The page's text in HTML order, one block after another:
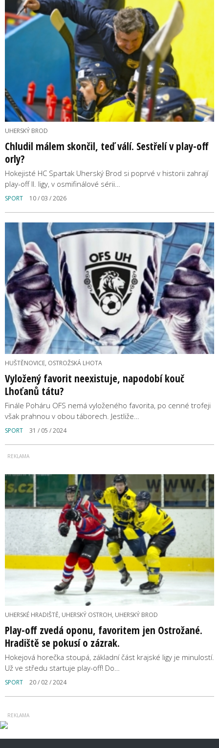
UHERSKÝ BROD
Chludil málem skončil, teď válí. Sestřelí v play-off
orly?
Hokejisté HC Spartak Uherský Brod si poprvé v historii zahrají
play-off II. ligy, v osmifinálové sérii…
SPORT 10 / 03 / 2026
HUŠTĚNOVICE, OSTROŽSKÁ LHOTA
Vyložený favorit neexistuje, napodobí kouč
Lhoťanů tátu?
Finále Poháru OFS nemá vyloženého favorita, po cenné trofeji
však prahnou v obou táborech. Jestliže…
SPORT 31 / 05 / 2024
UHERSKÉ HRADIŠTĚ, UHERSKÝ OSTROH, UHERSKÝ BROD
Play-off zvedá oponu, favoritem jen Ostrožané.
Hradiště se pokusí o zázrak.
Hokejová horečka stoupá, základní část krajské ligy je minulostí.
Už ve středu startuje play-off! Do…
SPORT 20 / 02 / 2024